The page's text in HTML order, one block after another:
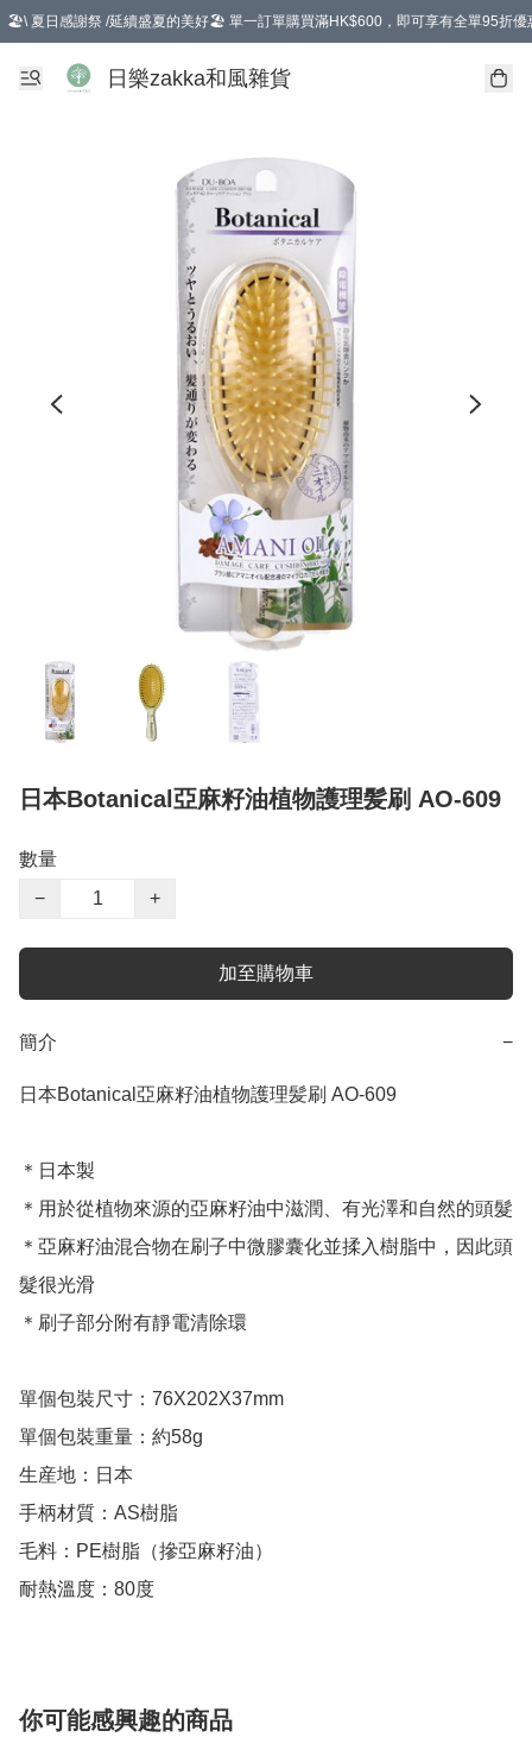
🏖️\ 夏日感謝祭 /延續盛夏的美好🏖️ 單一訂單購買滿HK$600，即可享有全單95折優
選擇GoGoX住宅/工商地址配送，單一訂單消費購物滿HK$680(折扣後），可享有
日樂zakka和風雜貨
日本Botanical亞麻籽油植物護理髪刷 AO-609
數量
−
+
加至購物車
簡介 −
日本Botanical亞麻籽油植物護理髪刷 AO-609
＊日本製
＊用於從植物來源的亞麻籽油中滋潤、有光澤和自然的頭髮
＊亞麻籽油混合物在刷子中微膠囊化並揉入樹脂中，因此頭
髮很光滑
＊刷子部分附有靜電清除環
單個包裝尺寸：76X202X37mm
單個包裝重量：約58g
生産地：日本
手柄材質：AS樹脂
毛料：PE樹脂（摻亞麻籽油）
你可能感興趣的商品